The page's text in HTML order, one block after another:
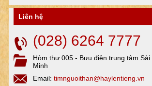
Liên hệ
(028) 6264 7777
Hòm thư 005 - Bưu điện trung tâm
Minh
Email: timnguoithan@haylentieng.vn